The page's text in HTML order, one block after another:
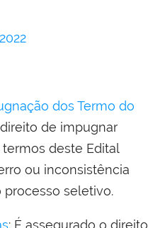
dos Termo do
de impugnar
deste Edital
ou inconsistência
processo seletivo.